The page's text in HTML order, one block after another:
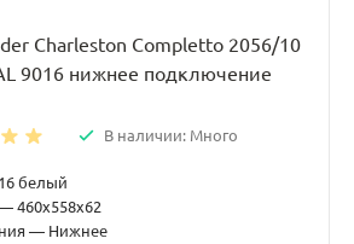
Charleston Completto 2056/10
9016 нижнее подключение
В наличии: Много
белый
460x558x62
— Нижнее